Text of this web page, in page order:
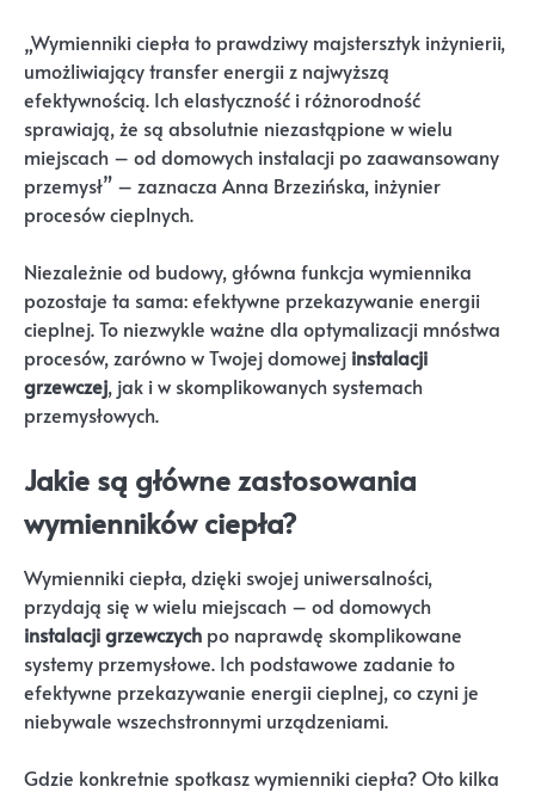
„Wymienniki ciepła to prawdziwy majstersztyk inżynierii,
umożliwiający transfer energii z najwyższą
efektywnością. Ich elastyczność i różnorodność
sprawiają, że są absolutnie niezastąpione w wielu
miejscach – od domowych instalacji po zaawansowany
przemysł” – zaznacza Anna Brzezińska, inżynier
procesów cieplnych.
Niezależnie od budowy, główna funkcja wymiennika
pozostaje ta sama: efektywne przekazywanie energii
cieplnej. To niezwykle ważne dla optymalizacji mnóstwa
procesów, zarówno w Twojej domowej instalacji
grzewczej, jak i w skomplikowanych systemach
przemysłowych.
Jakie są główne zastosowania
wymienników ciepła?
Wymienniki ciepła, dzięki swojej uniwersalności,
przydają się w wielu miejscach – od domowych
instalacji grzewczych po naprawdę skomplikowane
systemy przemysłowe. Ich podstawowe zadanie to
efektywne przekazywanie energii cieplnej, co czyni je
niebywale wszechstronnymi urządzeniami.
Gdzie konkretnie spotkasz wymienniki ciepła? Oto kilka